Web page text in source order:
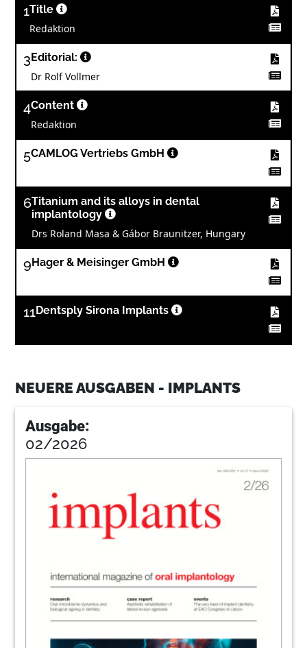
1Title
Redaktion
3 Editorial:
Dr Rolf Vollmer
4Content
Redaktion
5CAMLOG Vertriebs GmbH
6Titanium and its alloys in dental
implantology
Drs Roland Masa & Gábor Braunitzer, Hungary
9 Hager & Meisinger GmbH
11Dentsply Sirona Implants
20
Dr Marco Montanari, Claudio Sassatelli & Davide
Nadalini, Italy
MIS Implants Technologies GmbH
Nobel Biocare Deutschland GmbH
Digital workflow: From planning to
restoration
NEUERE AUSGABEN - IMPLANTS
Ausgabe:
02/2026